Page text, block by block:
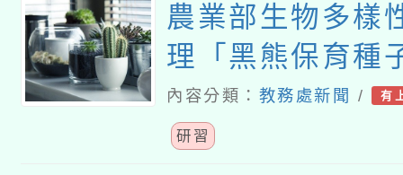
農業部生物多樣
理「黑熊保育種
研習」
內容分類： 教務處新聞 / 有
研習